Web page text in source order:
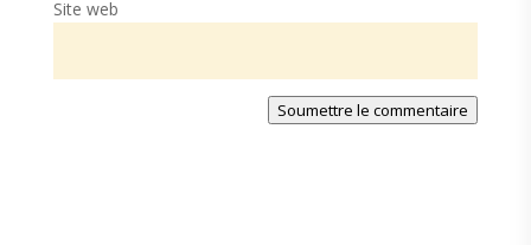
Site web
Soumettre le commentaire